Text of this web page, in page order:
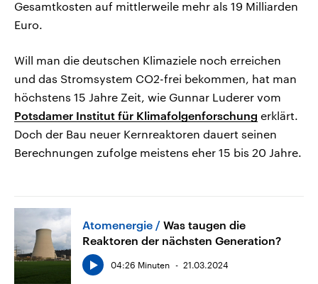
Gesamtkosten auf mittlerweile mehr als 19 Milliarden
Euro.
Will man die deutschen Klimaziele noch erreichen
und das Stromsystem CO2-frei bekommen, hat man
höchstens 15 Jahre Zeit, wie Gunnar Luderer vom
Potsdamer Institut für Klimafolgenforschung erklärt.
Doch der Bau neuer Kernreaktoren dauert seinen
Berechnungen zufolge meistens eher 15 bis 20 Jahre.
Atomenergie
Was taugen die
Reaktoren der nächsten Generation?
04:26 Minuten 21.03.2024